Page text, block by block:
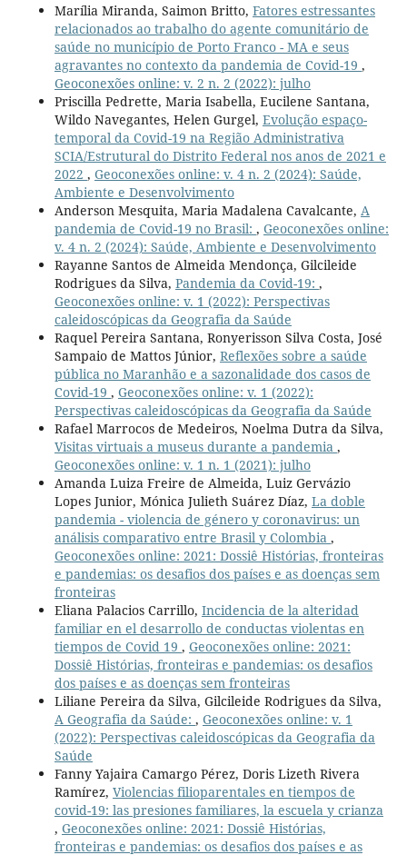
Marília Miranda, Saimon Britto, Fatores estressantes
relacionados ao trabalho do agente comunitário de
saúde no município de Porto Franco - MA e seus
agravantes no contexto da pandemia de Covid-19 ,
Geoconexões online: v. 2 n. 2 (2022): julho
Priscilla Pedrette, Maria Isabella, Eucilene Santana,
Wildo Navegantes, Helen Gurgel, Evolução espaço-
temporal da Covid-19 na Região Administrativa
SCIA/Estrutural do Distrito Federal nos anos de 2021 e
2022 , Geoconexões online: v. 4 n. 2 (2024): Saúde,
Ambiente e Desenvolvimento
Anderson Mesquita, Maria Madalena Cavalcante, A
pandemia de Covid-19 no Brasil: , Geoconexões online:
v. 4 n. 2 (2024): Saúde, Ambiente e Desenvolvimento
Rayanne Santos de Almeida Mendonça, Gilcileide
Rodrigues da Silva, Pandemia da Covid-19: ,
Geoconexões online: v. 1 (2022): Perspectivas
caleidoscópicas da Geografia da Saúde
Raquel Pereira Santana, Ronyerisson Silva Costa, José
Sampaio de Mattos Júnior, Reflexões sobre a saúde
pública no Maranhão e a sazonalidade dos casos de
Covid-19 , Geoconexões online: v. 1 (2022):
Perspectivas caleidoscópicas da Geografia da Saúde
Rafael Marrocos de Medeiros, Noelma Dutra da Silva,
Visitas virtuais a museus durante a pandemia ,
Geoconexões online: v. 1 n. 1 (2021): julho
Amanda Luiza Freire de Almeida, Luiz Gervázio
Lopes Junior, Mónica Julieth Suárez Díaz, La doble
pandemia - violencia de género y coronavirus: un
análisis comparativo entre Brasil y Colombia ,
Geoconexões online: 2021: Dossiê Histórias, fronteiras
e pandemias: os desafios dos países e as doenças sem
fronteiras
Eliana Palacios Carrillo, Incidencia de la alteridad
familiar en el desarrollo de conductas violentas en
tiempos de Covid 19 , Geoconexões online: 2021:
Dossiê Histórias, fronteiras e pandemias: os desafios
dos países e as doenças sem fronteiras
Liliane Pereira da Silva, Gilcileide Rodrigues da Silva,
A Geografia da Saúde: , Geoconexões online: v. 1
(2022): Perspectivas caleidoscópicas da Geografia da
Saúde
Fanny Yajaira Camargo Pérez, Doris Lizeth Rivera
Ramírez, Violencias filioparentales en tiempos de
covid-19: las presiones familiares, la escuela y crianza
, Geoconexões online: 2021: Dossiê Histórias,
fronteiras e pandemias: os desafios dos países e as